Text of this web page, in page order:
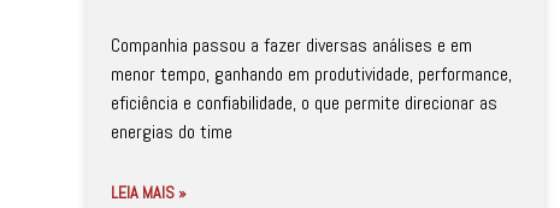
Companhia passou a fazer diversas análises e em
menor tempo, ganhando em produtividade, performance,
eficiência e confiabilidade, o que permite direcionar as
energias do time
LEIA MAIS »